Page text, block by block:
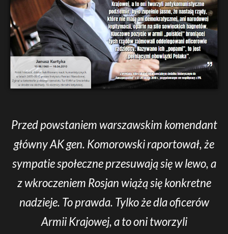
Przed powstaniem warszawskim komendant
główny AK gen. Komorowski raportował, że
sympatie społeczne przesuwają się w lewo, a
z wkroczeniem Rosjan wiążą się konkretne
nadzieje. To prawda. Tylko że dla oficerów
Armii Krajowej, a to oni tworzyli